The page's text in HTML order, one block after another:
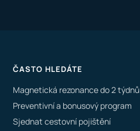
ČASTO HLEDÁTE
Magnetická rezonance do 2 týdnů
Preventivní a bonusový program
Sjednat cestovní pojištění